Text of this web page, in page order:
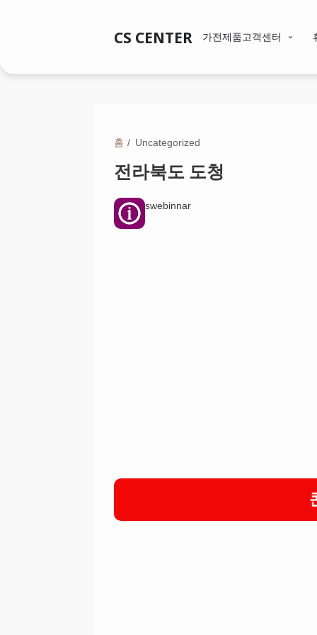
CS CENTER 가전제품고객센터
홈 Uncategorized
전라북도 도청
swebinnar